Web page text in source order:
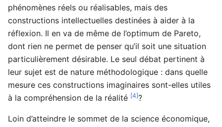
phénomènes réels ou réalisables, mais des
constructions intellectuelles destinées à aider à la
réflexion. Il en va de même de l’optimum de Pareto,
dont rien ne permet de penser qu’il soit une situation
particulièrement désirable. Le seul débat pertinent à
leur sujet est de nature méthodologique : dans quelle
mesure ces constructions imaginaires sont-elles utiles
à la compréhension de la réalité [4]?
Loin d’atteindre le sommet de la science économique,